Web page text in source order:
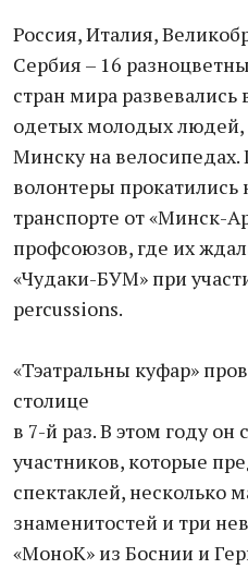
Россия, Италия,
Сербия – 16
стран мира развевались
одетых молодых людей,
Минску на велосипедах.
волонтеры прокатились
транспорте от «Минск-
профсоюзов, где их
«Чудаки-БУМ» при
percussions.
«Тэатральны куфар»
столице
в 7-й раз. В этом году он
участников, которые
спектаклей, несколько
знаменитостей и три
«МоноК» из Боснии и